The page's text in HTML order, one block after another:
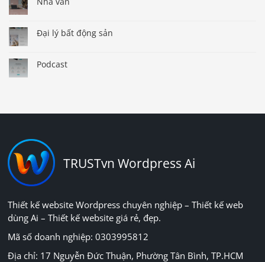
Đại lý bất động sản
Podcast
TRUSTvn Wordpress Ai
Thiết kế website Wordpress chuyên nghiệp – Thiết kế web
dùng Ai – Thiết kế website giá rẻ, đẹp.
Mã số doanh nghiệp: 0303995812
Địa chỉ: 17 Nguyễn Đức Thuận, Phường Tân Bình, TP.HCM